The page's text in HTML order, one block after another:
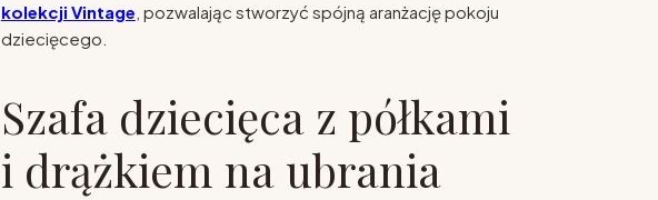
kolekcji Vintage , pozwalając stworzyć spójną aranżację pokoju
dziecięcego.
Szafa dziecięca z półkami
i drążkiem na ubrania